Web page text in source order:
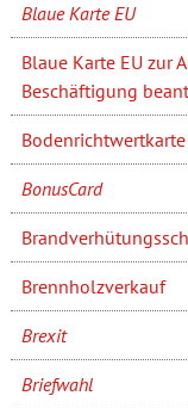
Blaue Karte EU
Blaue Karte EU zur
Beschäftigung
Bodenrichtwertkarte
BonusCard
Brennholzverkauf
Brexit
Briefwahl